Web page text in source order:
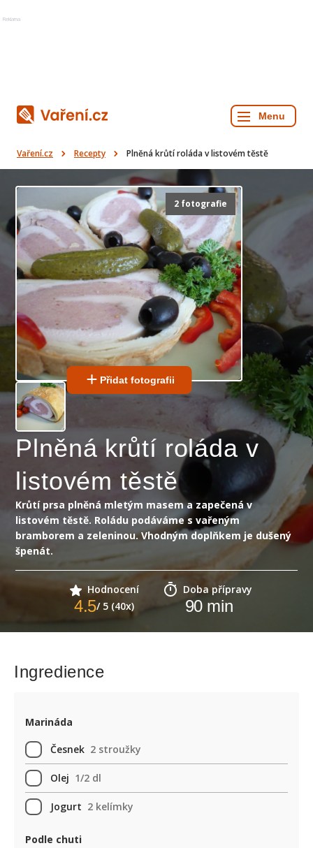
Reklama
Vaření.cz Recepty Plněná krůtí roláda v listovém těstě
2 fotografie
Přidat fotografii
Plněná krůtí roláda v
listovém těstě
Krůtí prsa plněná mletým masem a zapečená v
listovém těstě. Roládu podáváme s vařeným
bramborem a zeleninou. Vhodným doplňkem je dušený
špenát.
Hodnocení
4.5/ 5 (40x)
Doba přípravy
90min
Ingredience
Marináda
Česnek 2 stroužky
Olej 1/2 dl
Jogurt 2 kelímky
Podle chuti